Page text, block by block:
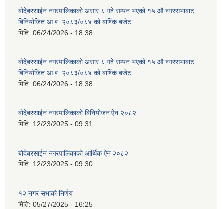
बोदेबरसाईन नगरपालिकाको असार ८ गते सम्पन भएको १५ ‍‍‍औ नगरसभाबाट
बिनियोजित आ.ब. २०८३/०८४ को बार्षिक बजेट
मिति: 06/24/2026 - 18:38
बोदेबरसाईन नगरपालिकाको असार ८ गते सम्पन भएको १५ ‍‍‍औ नगरसभाबाट
बिनियोजित आ.ब. २०८३/०८४ को बार्षिक बजेट
मिति: 06/24/2026 - 18:38
बोदेबरसाईन नगरपालिकाको बिनियोजन ऐन २०८२
मिति: 12/23/2025 - 09:31
बोदेबरसाईन नगरपालिकाको आर्थिक ऐन २०८२
मिति: 12/23/2025 - 09:30
१२ नगर सभाको निर्णय
मिति: 05/27/2025 - 16:25